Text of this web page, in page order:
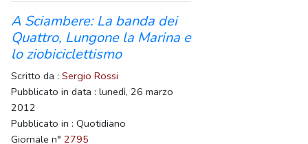
A Sciambere: La banda dei
Quattro, Lungone la Marina e
lo ziobiciclettismo
Scritto da : Sergio Rossi
Pubblicato in data : lunedì, 26 marzo
2012
Pubblicato in : Quotidiano
Giornale n° 2795